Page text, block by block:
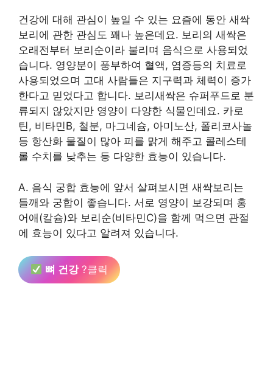
건강에 대해 관심이 높일 수 있는 요즘에 동안 새싹
보리에 관한 관심도 꽤나 높은데요. 보리의 새싹은
오래전부터 보리순이라 불리며 음식으로 사용되었
습니다. 영양분이 풍부하여 혈액, 염증등의 치료로
사용되었으며 고대 사람들은 지구력과 체력이 증가
한다고 믿었다고 합니다. 보리새싹은 슈퍼푸드로 분
류되지 않았지만 영양이 다양한 식물인데요. 카로
틴, 비타민B, 철분, 마그네슘, 아미노산, 폴리코사놀
등 항산화 물질이 많아 피를 맑게 해주고 콜레스테
롤 수치를 낮추는 등 다양한 효능이 있습니다.
A. 음식 궁합 효능에 앞서 살펴보시면 새싹보리는
들깨와 궁합이 좋습니다. 서로 영양이 보강되며 홍
어애(칼슘)와 보리순(비타민C)을 함께 먹으면 관절
에 효능이 있다고 알려져 있습니다.
뼈 건강?클릭